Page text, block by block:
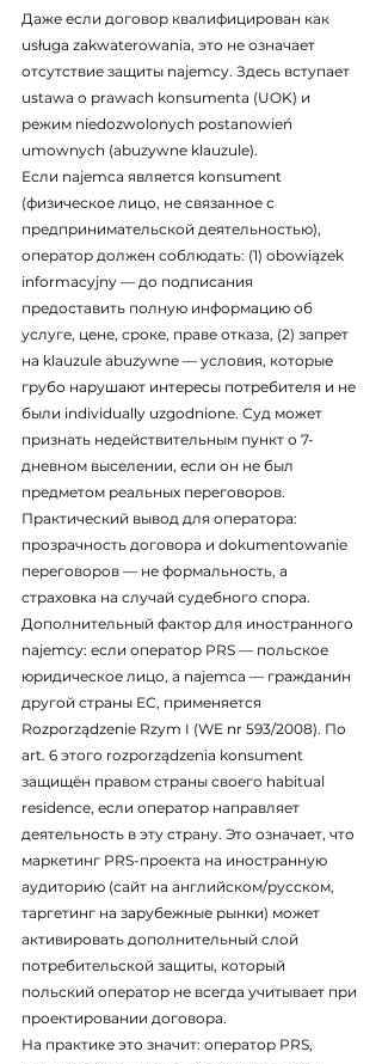
Даже если договор квалифицирован как
usługa zakwaterowania, это не означает
отсутствие защиты najemcy. Здесь вступает
ustawa o prawach konsumenta (UOK) и
режим niedozwolonych postanowień
umownych (abuzywne klauzule).
Если najemca является konsument
(физическое лицо, не связанное с
предпринимательской деятельностью),
оператор должен соблюдать: (1) obowiązek
informacyjny — до подписания
предоставить полную информацию об
услуге, цене, сроке, праве отказа, (2) запрет
на klauzule abuzywne — условия, которые
грубо нарушают интересы потребителя и не
были individually uzgodnione. Суд может
признать недействительным пункт о 7-
дневном выселении, если он не был
предметом реальных переговоров.
Практический вывод для оператора:
прозрачность договора и dokumentowanie
переговоров — не формальность, а
страховка на случай судебного спора.
Дополнительный фактор для иностранного
najemcy: если оператор PRS — польское
юридическое лицо, а najemca — гражданин
другой страны ЕС, применяется
Rozporządzenie Rzym I (WE nr 593/2008). По
art. 6 этого rozporządzenia konsument
защищён правом страны своего habitual
residence, если оператор направляет
деятельность в эту страну. Это означает, что
маркетинг PRS-проекта на иностранную
аудиторию (сайт на английском/русском,
таргетинг на зарубежные рынки) может
активировать дополнительный слой
потребительской защиты, который
польский оператор не всегда учитывает при
проектировании договора.
На практике это значит: оператор PRS,